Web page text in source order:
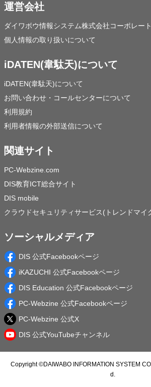
運営会社
ダイワボウ情報システム株式会社コーポレー
個人情報の取り扱いについて
iDATEN(韋駄天)について
iDATEN(韋駄天)について
お問い合わせ・コールセンターについて
利用規約
利用者情報の外部送信について
関連サイト
PC-Webzine.com
DIS教育ICT総合サイト
DIS mobile
クラウドセキュリティサービス(トレンドマイ
ソーシャルメディア
DIS 公式Facebookページ
iKAZUCHI 公式Facebookページ
DIS Education 公式Facebookページ
PC-Webzine 公式Facebookページ
PC-Webzine 公式X
DIS 公式YouTubeチャンネル
Copyright ©DAIWABO INFORMATION SYSTEM
d.